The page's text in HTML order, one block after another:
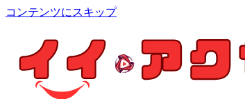
コンテンツにスキップ